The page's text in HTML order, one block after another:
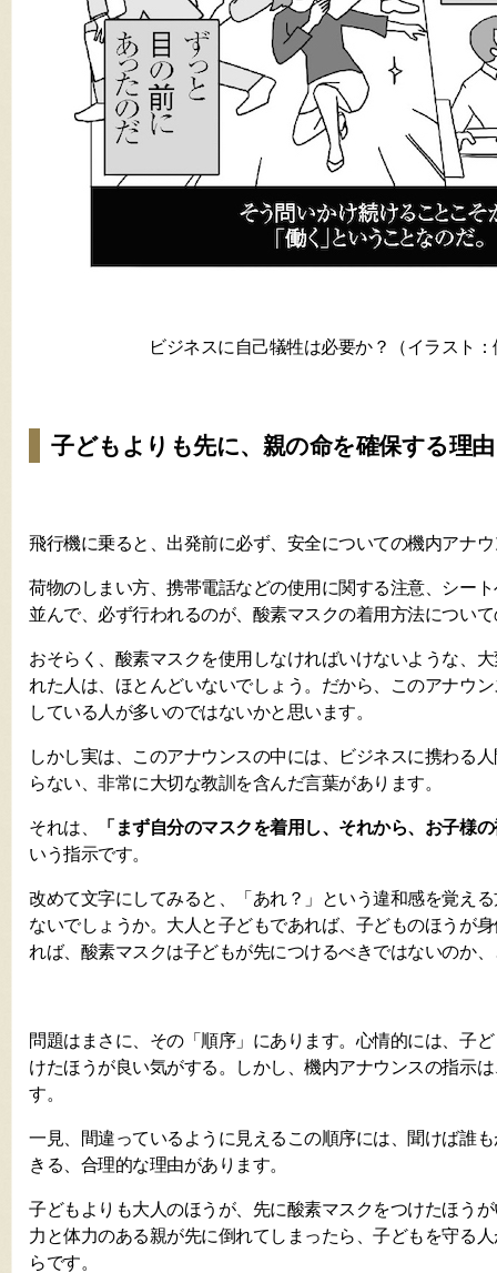
ビジネスに自己犠牲は必要か？（イラスト
子どもよりも先に、親の命を確保する理由
飛行機に乗ると、出発前に必ず、安全についての機内アナ
荷物のしまい方、携帯電話などの使用に関する注意、シー
並んで、必ず行われるのが、酸素マスクの着用方法につい
おそらく、酸素マスクを使用しなければいけないような、
れた人は、ほとんどいないでしょう。だから、このアナウ
している人が多いのではないかと思います。
しかし実は、このアナウンスの中には、ビジネスに携わる
らない、非常に大切な教訓を含んだ言葉があります。
それは、
「まず自分のマスクを着用し、それから、お子様
いう指示です。
改めて文字にしてみると、「あれ？」という違和感を覚え
ないでしょうか。大人と子どもであれば、子どものほうが
れば、酸素マスクは子どもが先につけるべきではないのか
問題はまさに、その「順序」にあります。心情的には、子
けたほうが良い気がする。しかし、機内アナウンスの指示
す。
一見、間違っているように見えるこの順序には、聞けば誰
きる、合理的な理由があります。
子どもよりも大人のほうが、先に酸素マスクをつけたほう
力と体力のある親が先に倒れてしまったら、子どもを守る
らです。